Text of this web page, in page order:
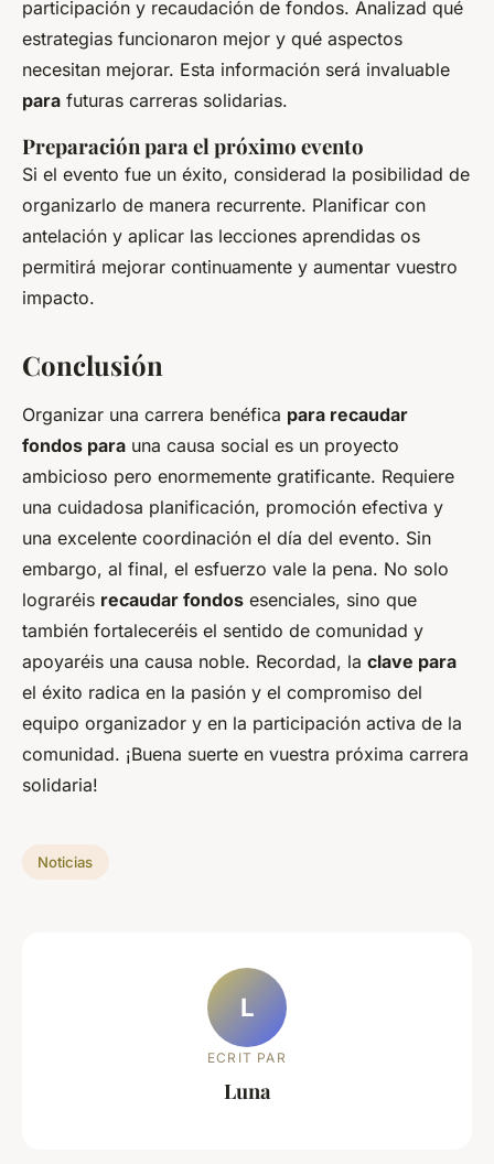
participación y recaudación de fondos. Analizad qué
estrategias funcionaron mejor y qué aspectos
necesitan mejorar. Esta información será invaluable
para futuras carreras solidarias.
Preparación para el próximo evento
Si el evento fue un éxito, considerad la posibilidad de
organizarlo de manera recurrente. Planificar con
antelación y aplicar las lecciones aprendidas os
permitirá mejorar continuamente y aumentar vuestro
impacto.
Conclusión
Organizar una carrera benéfica para recaudar
fondos para una causa social es un proyecto
ambicioso pero enormemente gratificante. Requiere
una cuidadosa planificación, promoción efectiva y
una excelente coordinación el día del evento. Sin
embargo, al final, el esfuerzo vale la pena. No solo
lograréis recaudar fondos esenciales, sino que
también fortaleceréis el sentido de comunidad y
apoyaréis una causa noble. Recordad, la clave para
el éxito radica en la pasión y el compromiso del
equipo organizador y en la participación activa de la
comunidad. ¡Buena suerte en vuestra próxima carrera
solidaria!
Noticias
L
ECRIT PAR
Luna